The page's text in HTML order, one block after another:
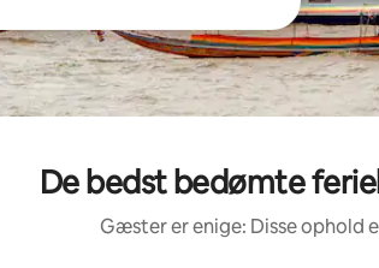
De bedst bedømte
Gæster er enige: Disse ophold